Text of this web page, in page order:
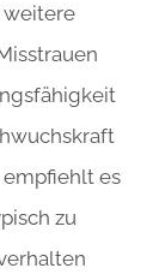
weitere
empfiehlt es
zu